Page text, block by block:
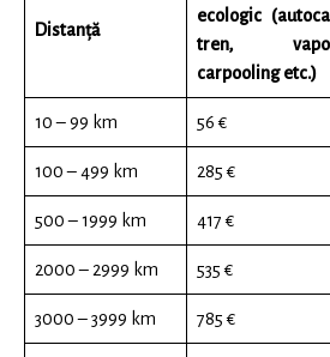
Distanță
ecologic
tren,
carpooling etc.)
10 – 99 km 56 €
100 – 499 km 285 €
500 – 1999 km 417 €
2000 – 2999 km 535 €
3000 – 3999 km 785 €